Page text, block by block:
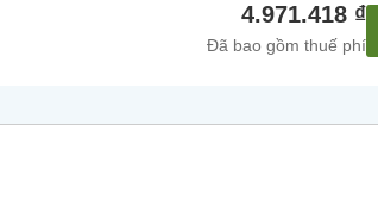
4.971.418 ₫
Đã bao gồm thuế phí